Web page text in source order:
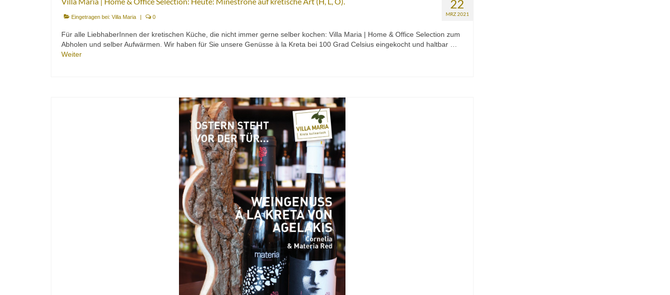
22
MRZ 2021
Eingetragen bei: Villa Maria | 0
Für alle LiebhaberInnen der kretischen Küche, die nicht immer gerne selber kochen: Villa Maria | Home & Office Selection zum
Abholen und selber Aufwärmen. Wir haben für Sie unsere Genüsse à la Kreta bei 100 Grad Celsius eingekocht und haltbar …
Weiter